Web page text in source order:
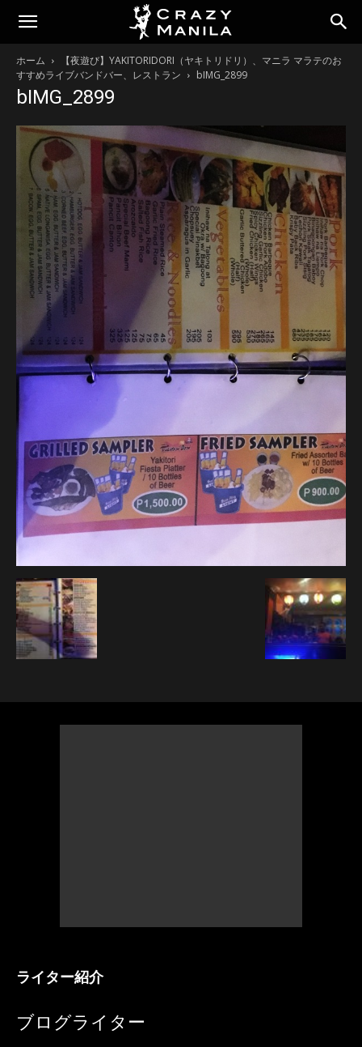
ホーム
【夜遊び】YAKITORIDORI（ヤキトリドリ）、マニラ マラテのお
すすめライブバンドバー、レストラン
bIMG_2899
bIMG_2899
ライター紹介
ブログライター